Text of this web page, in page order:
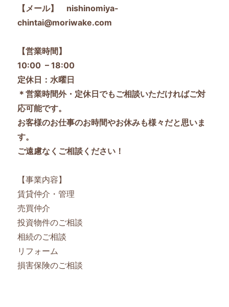
【メール】 nishinomiya-
chintai@moriwake.com
【営業時間】
10:00 – 18:00
定休日：水曜日
＊営業時間外・定休日でもご相談いただければご対
応可能です。
お客様のお仕事のお時間やお休みも様々だと思いま
す。
ご遠慮なくご相談ください！
【事業内容】
賃貸仲介・管理
売買仲介
投資物件のご相談
相続のご相談
リフォーム
損害保険のご相談